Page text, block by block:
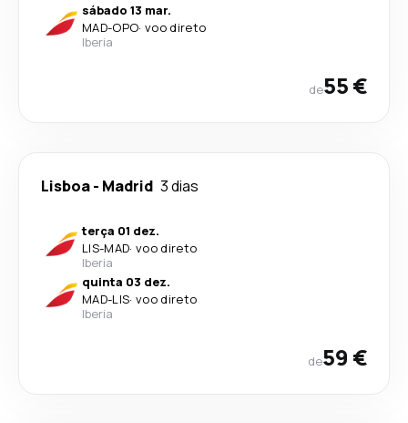
sábado 13 mar.
MAD-OPO· voo direto
Iberia
de55 €
Lisboa- Madrid 3 dias
terça 01 dez.
LIS-MAD· voo direto
Iberia
quinta 03 dez.
MAD-LIS· voo direto
Iberia
de59 €